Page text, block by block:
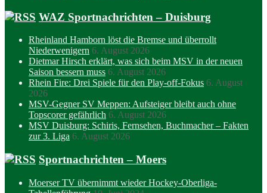
WAZ Sportnachrichten – Duisburg
Rheinland Hamborn löst die Bremse und überrollt
Niederwenigern 6. August 2026
Dietmar Hirsch erklärt, was sich beim MSV in der neuen
Saison bessern muss 6. August 2026
Rhein Fire: Drei Spiele für den Play-off-Fokus 6. August
2026
MSV-Gegner SV Meppen: Aufsteiger bleibt auch ohne
Topscorer gefährlich 6. August 2026
MSV Duisburg: Schiris, Fernsehen, Buchmacher – Fakten
zur 3. Liga 6. August 2026
Sportnachrichten – Moers
Moerser TV übernimmt wieder Hockey-Oberliga-